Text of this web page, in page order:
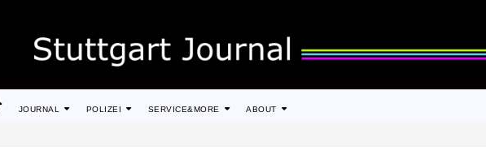
JOURNAL POLIZEI SERVICE&MORE ABOUT